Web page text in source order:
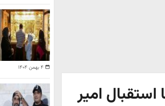
امیر
۴ بهمن ۱۴۰۴